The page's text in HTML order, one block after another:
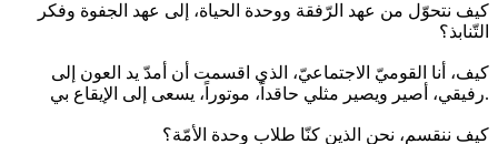
كيف نتحوّل من عهد الرّفقة ووحدة الحياة، إلى عهد الجفوة وفكر
التّنابذ؟
كيف، أنا القوميّ الاجتماعيّ، الذي اقسمت أن أمدّ يد العون إلى
رفيقي، أصير ويصير مثلي حاقداً، موتوراً، يسعى إلى الإيقاع بي.
كيف ننقسم، نحن الذين كنّا طلاب وحدة الأمّة؟